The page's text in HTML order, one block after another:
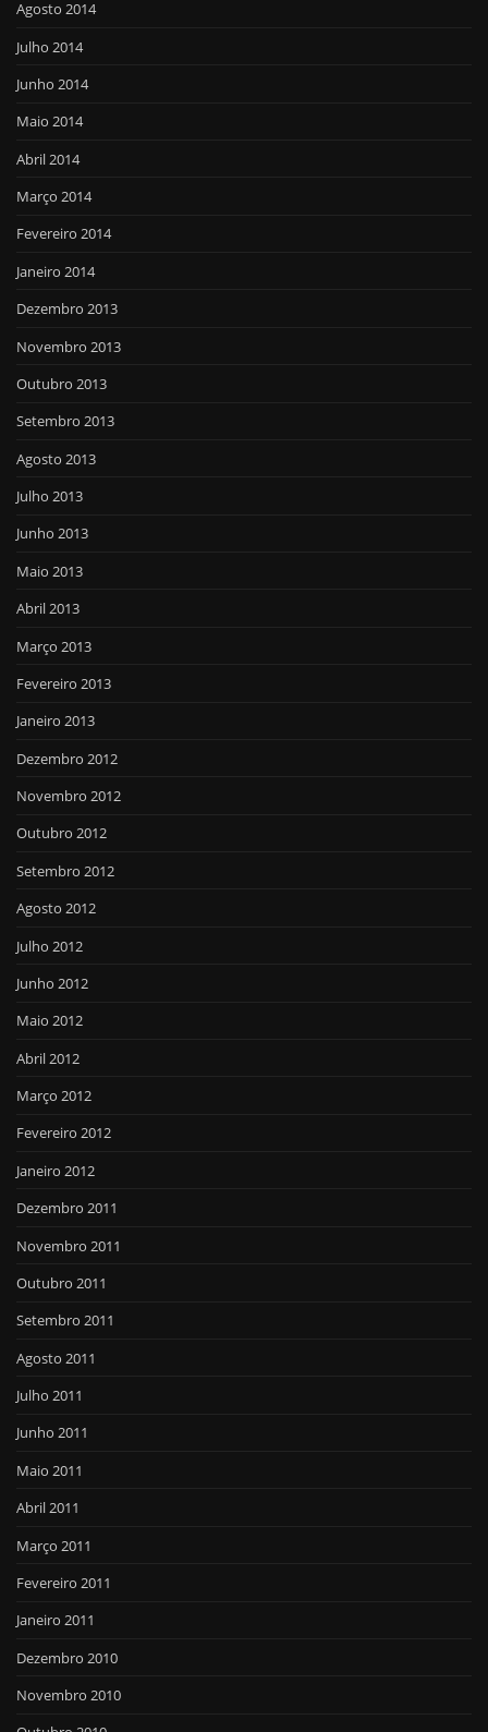
Agosto 2014
Julho 2014
Junho 2014
Maio 2014
Abril 2014
Março 2014
Fevereiro 2014
Janeiro 2014
Dezembro 2013
Novembro 2013
Outubro 2013
Setembro 2013
Agosto 2013
Julho 2013
Junho 2013
Maio 2013
Abril 2013
Março 2013
Fevereiro 2013
Janeiro 2013
Dezembro 2012
Novembro 2012
Outubro 2012
Setembro 2012
Agosto 2012
Julho 2012
Junho 2012
Maio 2012
Abril 2012
Março 2012
Fevereiro 2012
Janeiro 2012
Dezembro 2011
Novembro 2011
Outubro 2011
Setembro 2011
Agosto 2011
Julho 2011
Junho 2011
Maio 2011
Abril 2011
Março 2011
Fevereiro 2011
Janeiro 2011
Dezembro 2010
Novembro 2010